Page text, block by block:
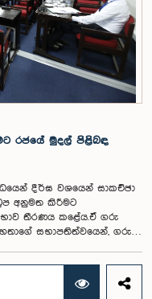
රජයේ මුදල් පිළිබඳ
දීර්ඝ වශයෙන් සාකච්ඡා
අනුමත කිරීමට
තීරණය කළේය.ඒ ගරු
සභාපතිත්වයෙන්, ගරු
සහ චම්පික හෙට්ටිආරච්චි
කාරක සභාව